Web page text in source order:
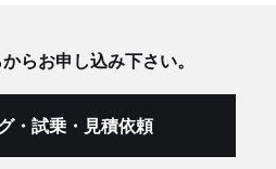
らお申し込み下さい。
・試乗・見積依頼